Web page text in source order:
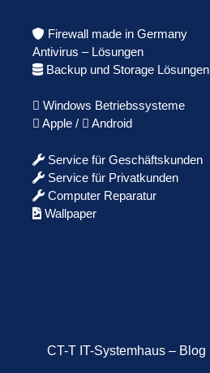
Firewall made in Germany
Antivirus – Lösungen
Backup und Storage Lösungen
Windows Betriebssysteme
Apple /
Android
Service für Geschäftskunden
Service für Privatkunden
Computer Reparatur
Wallpaper
CT-T IT-Systemhaus – Blog